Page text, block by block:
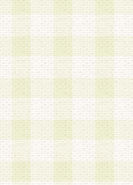
第5条 会員の登録情
1.当社は、会員の
アドレス等会員個
シーポリシー
」に
は、当該個人情報
す。なお、これら
かじめ会員の同意
a.本サービスの実施
b.本サービスに係
c.会員からの電話
d.その他これらに付